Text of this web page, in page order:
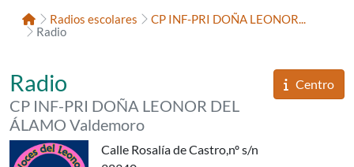
InicioRadios escolares
CP INF-PRI DOÑA LEONOR...
Radio
del
Centro
«VOCES DEL LEONOR»,
Radio
CP INF-PRI DOÑA LEONOR DEL
ÁLAMO Valdemoro
Calle Rosalía de Castro,nº s/n